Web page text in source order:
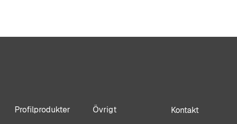
Profilprodukter
Övrigt
Kontakt